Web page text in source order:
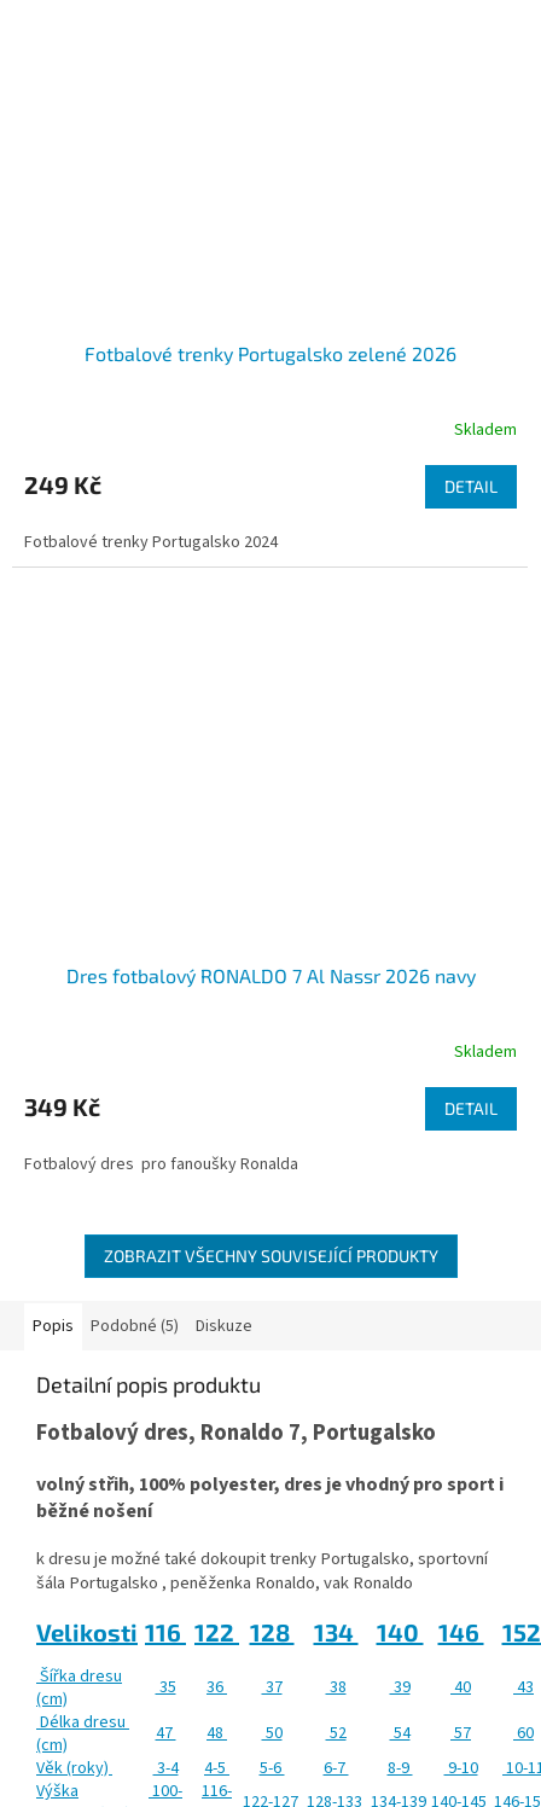
Fotbalové trenky Portugalsko zelené 2026
Skladem
249 Kč DETAIL
Fotbalové trenky Portugalsko 2024
Dres fotbalový RONALDO 7 Al Nassr 2026 navy
produktu
je
z
Skladem
349 Kč DETAIL
Fotbalový dres pro fanoušky Ronalda
ZOBRAZIT VŠECHNY SOUVISEJÍCÍ PRODUKTY
Popis Podobné (5) Diskuze
Detailní popis produktu
Fotbalový dres, Ronaldo 7, Portugalsko
volný střih, 100% polyester, dres je vhodný pro sport i
běžné nošení
k dresu je možné také dokoupit trenky Portugalsko, sportovní
šála Portugalsko , peněženka Ronaldo, vak Ronaldo
Velikosti 116 122 128 134 140 146
Šířka dresu
(cm)
35 36 37 38 39 40
43
Délka dresu
(cm)
47 48 50 52 54 57
60
Věk (roky)
3-4 4-5 5-6 6-7 8-9 9-10
10-
Výška
100-
116-